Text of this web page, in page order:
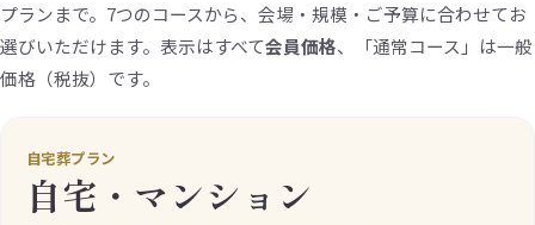
プランまで。7つのコースから、会場・規模・ご予算に合わせてお
選びいただけます。表示はすべて会員価格、「通常コース」は一般
価格（税抜）です。
自宅葬プラン
自宅・マンション